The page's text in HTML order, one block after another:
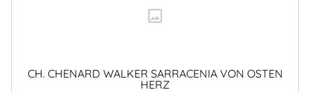
CH. CHENARD WALKER SARRACENIA VON OSTEN
HERZ